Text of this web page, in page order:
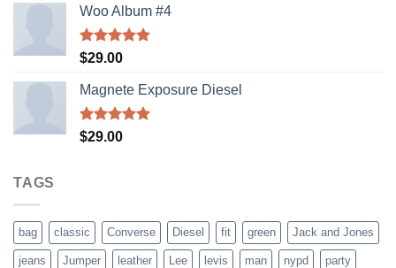
Woo Album #4
Rated5.00
$29.00
Magnete Exposure Diesel
Rated5.00
$29.00
TAGS
bag classic Converse Diesel fit green Jack and Jones
jeans Jumper leather Lee levis man nypd party